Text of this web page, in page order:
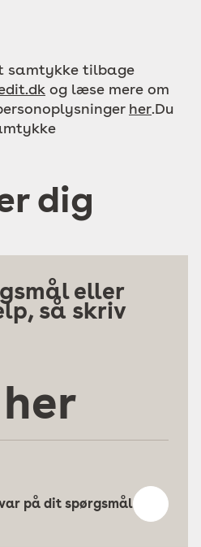
samtykke tilbage
og læse mere om
her.Du
dig
eller
så skriv
på dit spørgsmål